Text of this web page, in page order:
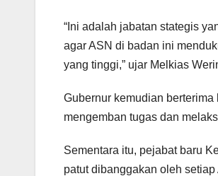
“Ini adalah jabatan stategis
agar ASN di badan ini
yang tinggi,” ujar Melkias
Gubernur kemudian
mengemban tugas dan
Sementara itu, pejabat baru
patut dibanggakan oleh